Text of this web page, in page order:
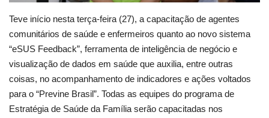
Teve início nesta terça-feira (27), a capacitação de agentes
comunitários de saúde e enfermeiros quanto ao novo sistema
“eSUS Feedback”, ferramenta de inteligência de negócio e
visualização de dados em saúde que auxilia, entre outras
coisas, no acompanhamento de indicadores e ações voltados
para o “Previne Brasil”. Todas as equipes do programa de
Estratégia de Saúde da Família serão capacitadas nos